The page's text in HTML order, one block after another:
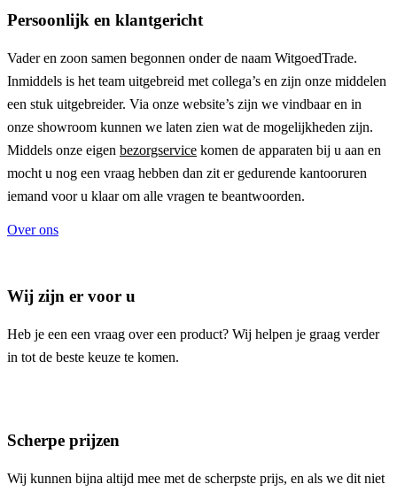
Persoonlijk en klantgericht
Vader en zoon samen begonnen onder de naam WitgoedTrade.
Inmiddels is het team uitgebreid met collega’s en zijn onze middelen
een stuk uitgebreider. Via onze website’s zijn we vindbaar en in
onze showroom kunnen we laten zien wat de mogelijkheden zijn.
Middels onze eigen bezorgservice komen de apparaten bij u aan en
mocht u nog een vraag hebben dan zit er gedurende kantooruren
iemand voor u klaar om alle vragen te beantwoorden.
Over ons
Wij zijn er voor u
Heb je een een vraag over een product? Wij helpen je graag verder
in tot de beste keuze te komen.
Scherpe prijzen
Wij kunnen bijna altijd mee met de scherpste prijs, en als we dit niet